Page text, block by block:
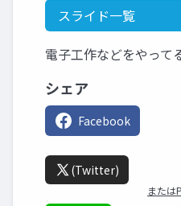
スライド一覧
電子工作などをやって
シェア
Facebook
(Twitter)
または